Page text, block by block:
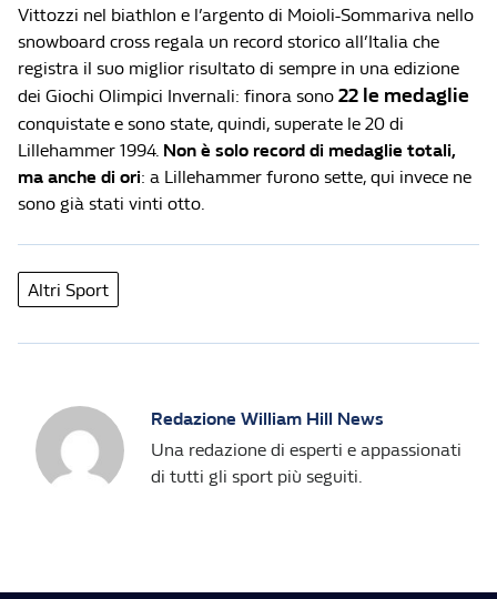
Vittozzi nel biathlon e l’argento di Moioli-Sommariva nello
snowboard cross regala un record storico all’Italia che
registra il suo miglior risultato di sempre in una edizione
dei Giochi Olimpici Invernali: finora sono 22 le medaglie
conquistate e sono state, quindi, superate le 20 di
Lillehammer 1994. Non è solo record di medaglie totali,
ma anche di ori: a Lillehammer furono sette, qui invece ne
sono già stati vinti otto.
Altri Sport
Redazione William Hill News
Una redazione di esperti e appassionati
di tutti gli sport più seguiti.